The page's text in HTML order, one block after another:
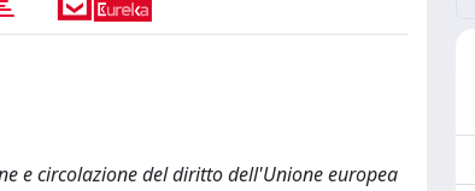
e circolazione del diritto dell'Unione europea